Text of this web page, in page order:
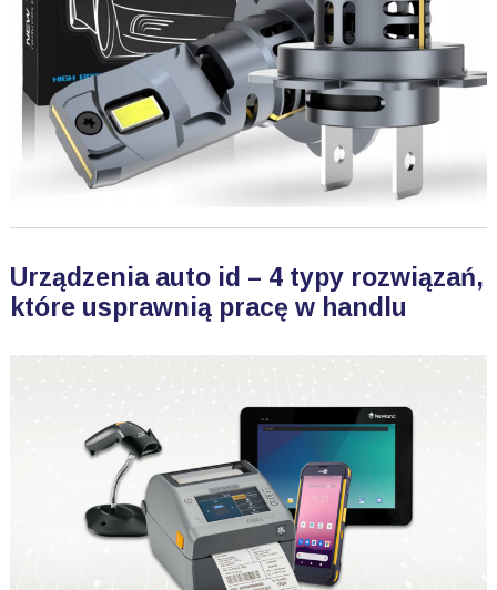
Urządzenia auto id – 4 typy rozwiązań,
które usprawnią pracę w handlu